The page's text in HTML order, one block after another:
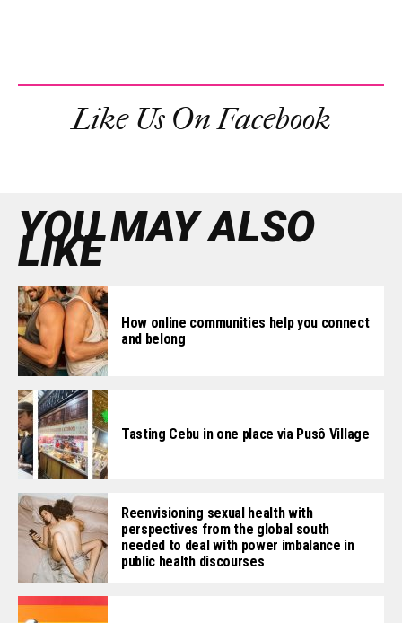
Like Us On Facebook
YOU MAY ALSO
LIKE
How online communities help you connect
and belong
Tasting Cebu in one place via Pusô Village
Reenvisioning sexual health with
perspectives from the global south
needed to deal with power imbalance in
public health discourses